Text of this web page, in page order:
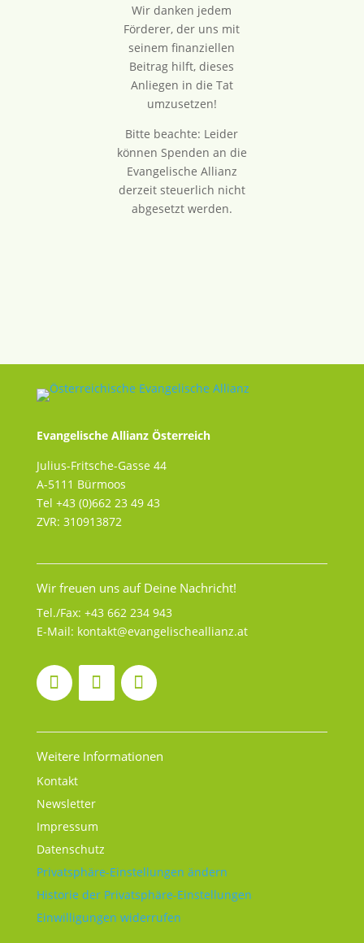
Wir danken jedem
Förderer, der uns mit
seinem finanziellen
Beitrag hilft, dieses
Anliegen in die Tat
umzusetzen!
Bitte beachte: Leider
können Spenden an die
Evangelische Allianz
derzeit steuerlich nicht
abgesetzt werden.
Evangelische Allianz Österreich
Julius-Fritsche-Gasse 44
A-5111 Bürmoos
Tel +43 (0)662 23 49 43
ZVR: 310913872
Wir freuen uns auf Deine Nachricht!
Tel./Fax: +43 662 234 943
E-Mail: kontakt@evangelischeallianz.at
Weitere Informationen
Kontakt
Newsletter
Impressum
Datenschutz
Privatsphäre-Einstellungen ändern
Historie der Privatsphäre-Einstellungen
Einwilligungen widerrufen